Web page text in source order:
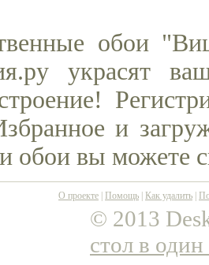
обои
украсят
и
обои вы можете
О проекте Помощь Как удалить
© 2013
стол в